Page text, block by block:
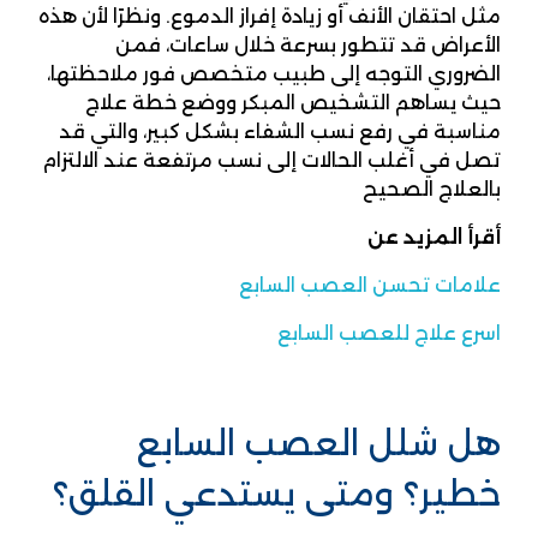
مثل احتقان الأنف أو زيادة إفراز الدموع. ونظرًا لأن هذه
الأعراض قد تتطور بسرعة خلال ساعات، فمن
الضروري التوجه إلى طبيب متخصص فور ملاحظتها،
حيث يساهم التشخيص المبكر ووضع خطة علاج
مناسبة في رفع نسب الشفاء بشكل كبير، والتي قد
تصل في أغلب الحالات إلى نسب مرتفعة عند الالتزام
بالعلاج الصحيح
أقرأ المزيد عن
علامات تحسن العصب السابع
اسرع علاج للعصب السابع
هل شلل العصب السابع
خطير؟ ومتى يستدعي القلق؟